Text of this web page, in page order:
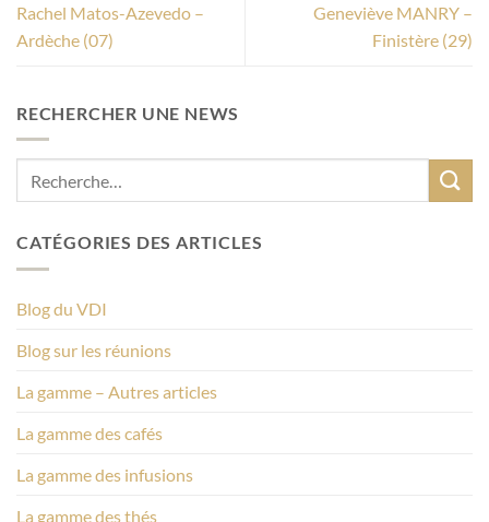
RECHERCHER UNE NEWS
CATÉGORIES DES ARTICLES
Blog du VDI
Blog sur les réunions
La gamme – Autres articles
La gamme des cafés
La gamme des infusions
La gamme des thés
Rachel Matos-Azevedo –
Ardèche (07)
Geneviève MANRY –
Finistère (29)